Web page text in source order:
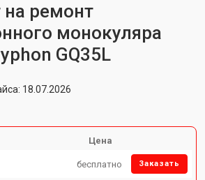
на ремонт
монокуляра
GQ35L
18.07.2026
Цена
бесплатно Заказать